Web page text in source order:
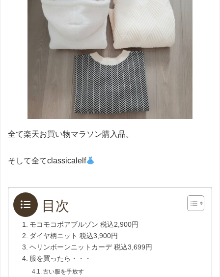
全て楽天お買い物マラソン購入品。
そして全てclassicalelf
目次
モコモコボアブルゾン 税込2,900円
ダイヤ柄ニット 税込3,900円
ヘリンボーンニットカーデ 税込3,699円
服を買ったら・・・
古い服を手放す